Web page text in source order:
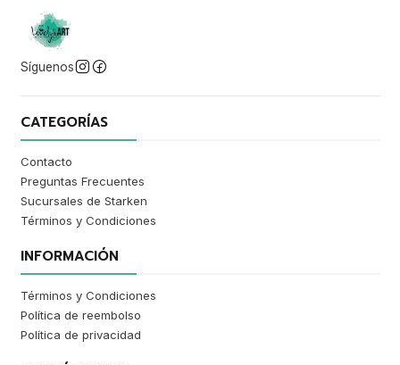
Síguenos
CATEGORÍAS
Contacto
Preguntas Frecuentes
Sucursales de Starken
Términos y Condiciones
INFORMACIÓN
Términos y Condiciones
Política de reembolso
Política de privacidad